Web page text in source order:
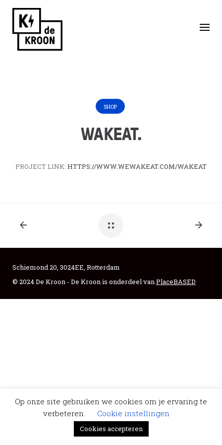
content
Home / Huurders
SHOP
WAKEAT.
PROJECT LINK: HTTPS://WWW.WEWAKEAT.COM/WAKEAT
Schiemond 20, 3024EE, Rotterdam
© 2024 De Kroon - De Kroon is onderdeel vanPlaceBASED
Op onze site gebruiken we cookies om je ervaring te
verbeteren.
Cookie instellingen
Cookies accepteren